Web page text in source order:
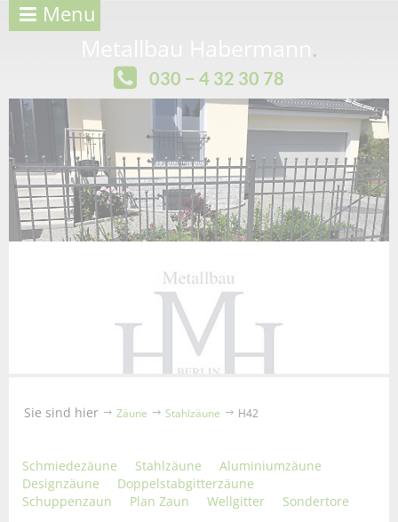
Menu
.
030 − 4 32 30 78
Sie sind hier Zäune Stahlzäune H42
Schmiedezäune Stahlzäune
Aluminiumzäune
Designzäune
Doppelstabgitterzäune
Schuppenzaun
Plan Zaun Wellgitter Sondertore